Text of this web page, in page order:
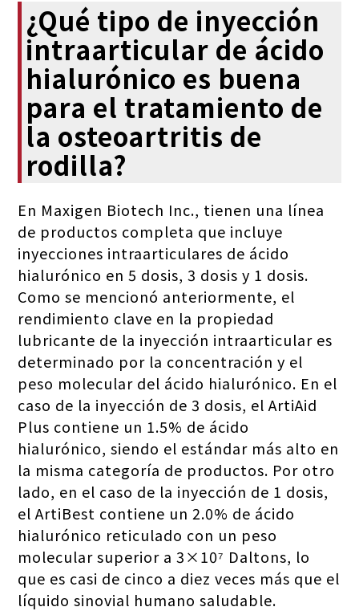
¿Qué tipo de inyección
intraarticular de ácido
hialurónico es buena
para el tratamiento de
la osteoartritis de
rodilla?
En Maxigen Biotech Inc., tienen una línea
de productos completa que incluye
inyecciones intraarticulares de ácido
hialurónico en 5 dosis, 3 dosis y 1 dosis.
Como se mencionó anteriormente, el
rendimiento clave en la propiedad
lubricante de la inyección intraarticular es
determinado por la concentración y el
peso molecular del ácido hialurónico. En el
caso de la inyección de 3 dosis, el ArtiAid
Plus contiene un 1.5% de ácido
hialurónico, siendo el estándar más alto en
la misma categoría de productos. Por otro
lado, en el caso de la inyección de 1 dosis,
el ArtiBest contiene un 2.0% de ácido
hialurónico reticulado con un peso
molecular superior a 3×10⁷ Daltons, lo
que es casi de cinco a diez veces más que el
líquido sinovial humano saludable.